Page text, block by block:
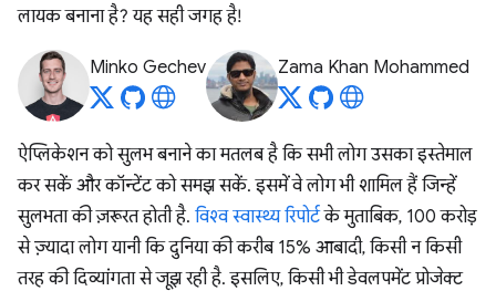
लायक बनाना है? यह सही जगह है!
Minko Gechev Zama Khan Mohammed
ऐप्लिकेशन को सुलभ बनाने का मतलब है कि सभी लोग उसका इस्तेमाल
कर सकें और कॉन्टेंट को समझ सकें. इसमें वे लोग भी शामिल हैं जिन्हें
सुलभता की ज़रूरत होती है. विश्व स्वास्थ्य रिपोर्टके मुताबिक, 100 करोड़
से ज़्यादा लोग यानी कि दुनिया की करीब 15% आबादी, किसी न किसी
तरह की दिव्यांगता से जूझ रही है. इसलिए, किसी भी डेवलपमेंट प्रोजेक्ट